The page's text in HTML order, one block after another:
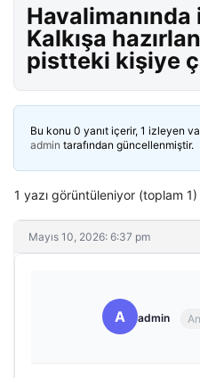
Havalimanında
Kalkışa
pistteki kişiye
Bu konu 0 yanıt içerir, 1 izleyen
admin tarafından güncellenmiştir.
1 yazı görüntüleniyor (toplam 1)
Mayıs 10, 2026: 6:37 pm
A admin